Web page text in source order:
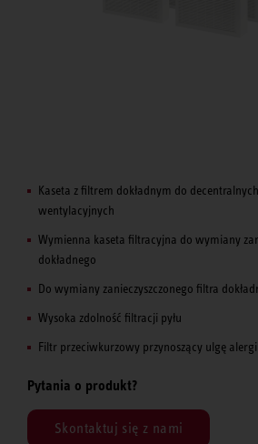
Kaseta z filtrem dokładnym do
wentylacyjnych
Wymienna kaseta filtracyjna do wymiany
dokładnego
Do wymiany zanieczyszczonego filtra
Wysoka zdolność filtracji pyłu
Filtr przeciwkurzowy przynoszący ulgę
Pytania o produkt?
Skontaktuj się z nami